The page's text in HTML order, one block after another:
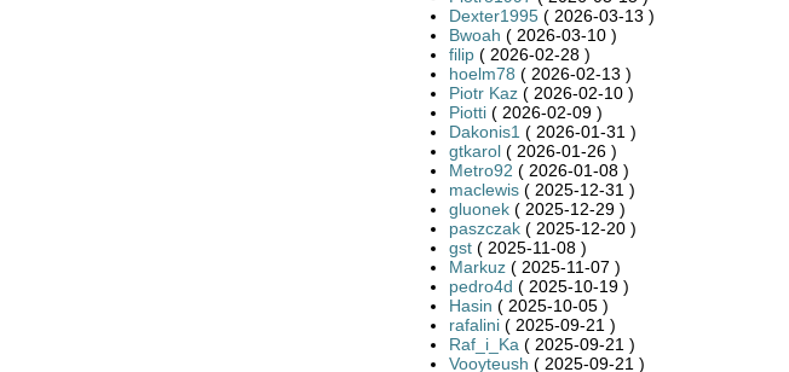
Dexter1995( 2026-03-13 )
Bwoah ( 2026-03-10 )
filip( 2026-02-28 )
hoelm78 ( 2026-02-13 )
Piotr Kaz( 2026-02-10 )
Piotti( 2026-02-09 )
Dakonis1 ( 2026-01-31 )
gtkarol( 2026-01-26 )
Metro92 ( 2026-01-08 )
maclewis( 2025-12-31 )
gluonek( 2025-12-29 )
paszczak( 2025-12-20 )
gst( 2025-11-08 )
Markuz( 2025-11-07 )
pedro4d ( 2025-10-19 )
Hasin ( 2025-10-05 )
rafalini( 2025-09-21 )
Raf_i_Ka ( 2025-09-21 )
Vooyteush ( 2025-09-21 )